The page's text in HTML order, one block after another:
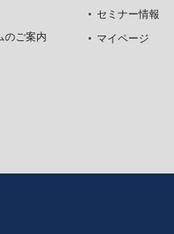
のご案内
セミナー情報
マイページ